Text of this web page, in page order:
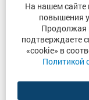
©
На нашем сайте
повышения
Продолжая
подтверждаете
«cookie» в
Политикой